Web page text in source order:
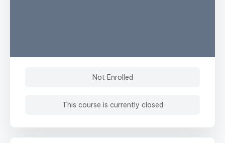
Not Enrolled
This course is currently closed